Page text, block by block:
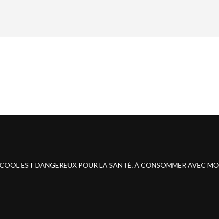
EST DANGEREUX POUR LA SANTÉ. À CONSOMMER AVEC